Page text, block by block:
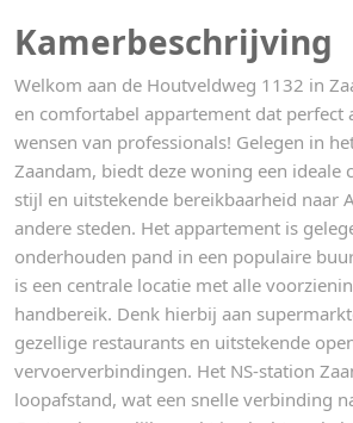
Kamerbeschrijving
Welkom aan de Houtveldweg 1132 in
en comfortabel appartement dat perfect
wensen van professionals! Gelegen in
Zaandam, biedt deze woning een ideale
stijl en uitstekende bereikbaarheid naar
andere steden. Het appartement is
onderhouden pand in een populaire
is een centrale locatie met alle
handbereik. Denk hierbij aan
gezellige restaurants en uitstekende
vervoerverbindingen. Het NS-station
loopafstand, wat een snelle verbinding